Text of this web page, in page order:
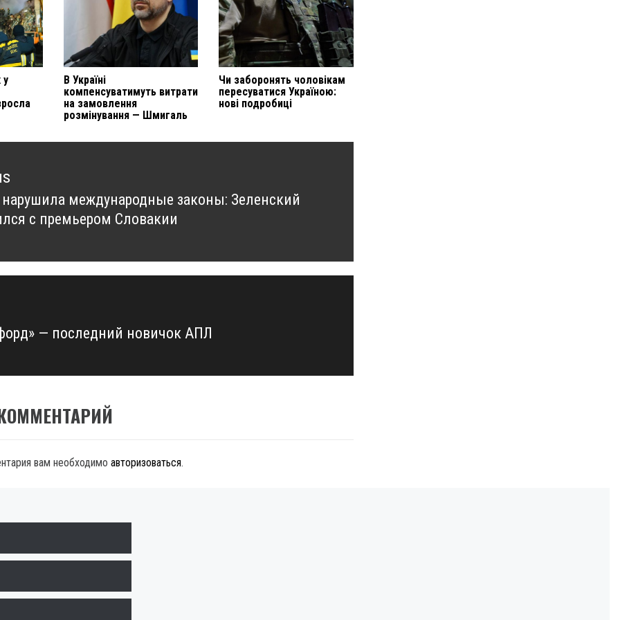
у
В Україні
компенсуватимуть витрати
на замовлення
розмінування — Шмигаль
Чи заборонять чоловікам
пересуватися Україною:
нові подробиці
нарушила международные законы: Зеленский
с премьером Словакии
— последний новичок АПЛ
вам необходимо авторизоваться.